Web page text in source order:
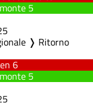
5
❭ Ritorno
6
5